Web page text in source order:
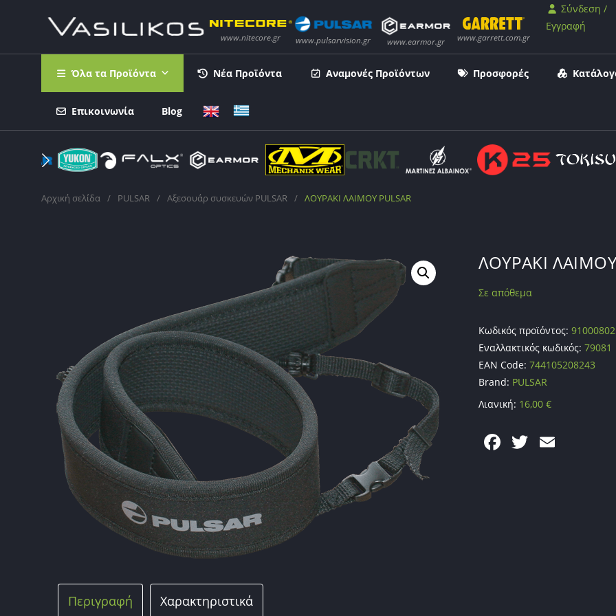
Σύνδεση /
Εγγραφή
Όλα τα Προϊόντα Νέα Προϊόντα Αναμονές Προϊόντων Προσφορές
Επικοινωνία Blog
Αρχική σελίδα / PULSAR / Αξεσουάρ συσκευών PULSAR / ΛΟΥΡΑΚΙ ΛΑΙΜΟΥ PULSAR
ΛΟΥΡΑΚΙ ΛΑΙΜΟΥ
Σε απόθεμα
Κωδικός προϊόντος:
Εναλλακτικός κωδικός:79081
EAN Code:744105208243
Brand: PULSAR
Λιανική: 16,00€
F T
Περιγραφή Χαρακτηριστικά